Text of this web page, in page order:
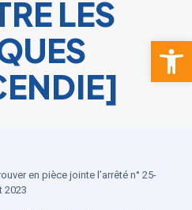
Ouvrir
LES
en pièce jointe l’arrêté n° 25-
2023